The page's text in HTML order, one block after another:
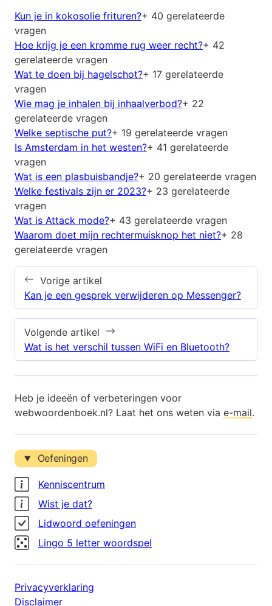
Kun je in kokosolie frituren?+ 40 gerelateerde
vragen
Hoe krijg je een kromme rug weer recht?+ 42
gerelateerde vragen
Wat te doen bij hagelschot?+ 17 gerelateerde
vragen
Wie mag je inhalen bij inhaalverbod?+ 22
gerelateerde vragen
Welke septische put?+ 19 gerelateerde vragen
Is Amsterdam in het westen?+ 41 gerelateerde
vragen
Wat is een plasbuisbandje?+ 20 gerelateerde vragen
Welke festivals zijn er 2023?+ 23 gerelateerde
vragen
Wat is Attack mode?+ 43 gerelateerde vragen
Waarom doet mijn rechtermuisknop het niet?+ 28
gerelateerde vragen
Vorige artikel
Kan je een gesprek verwijderen op Messenger?
Volgende artikel
Wat is het verschil tussen WiFi en Bluetooth?
Heb je ideeën of verbeteringen voor
webwoordenboek.nl? Laat het ons weten via e-mail.
Oefeningen
Kenniscentrum
Wist je dat?
Lidwoord oefeningen
Lingo 5 letter woordspel
Privacyverklaring
Disclaimer